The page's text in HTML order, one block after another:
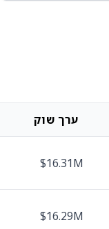
ערך שוק
$16.31M
$16.29M